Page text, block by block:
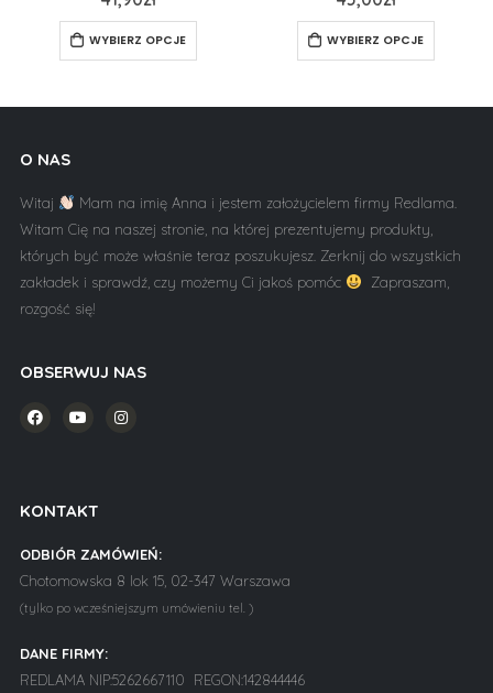
WYBIERZ OPCJE WYBIERZ OPCJE
O NAS
Witaj
Mam na imię Anna i jestem założycielem firmy Redlama.
Witam Cię na naszej stronie, na której prezentujemy produkty,
których być może właśnie teraz poszukujesz. Zerknij do wszystkich
zakładek i sprawdź, czy możemy Ci jakoś pomóc
Zapraszam,
rozgość się!
OBSERWUJ NAS
KONTAKT
ODBIÓR ZAMÓWIEŃ:
Chotomowska 8 lok 15, 02-347 Warszawa
(tylko po wcześniejszym umówieniu tel. )
DANE FIRMY:
REDLAMA NIP:5262667110 REGON:142844446